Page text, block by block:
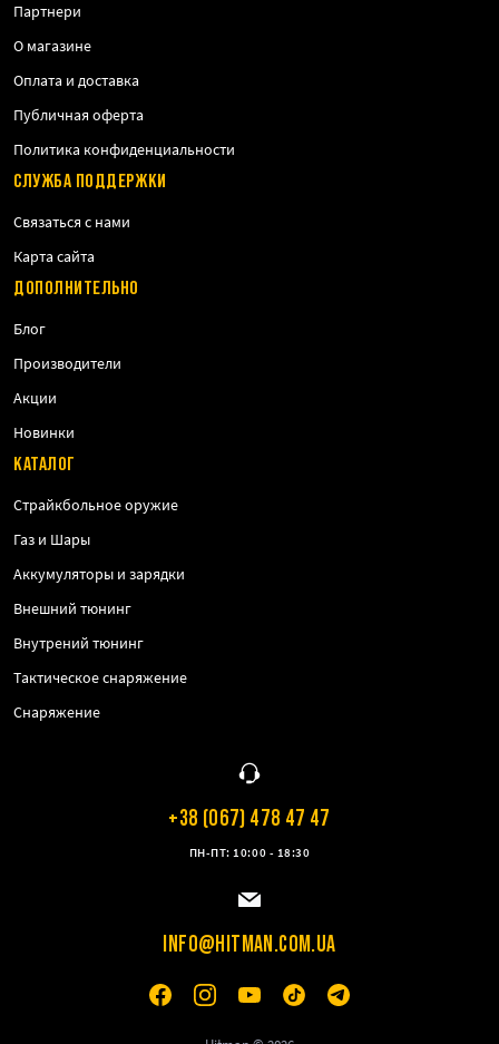
Партнери
О магазине
Оплата и доставка
Публичная оферта
Политика конфиденциальности
СЛУЖБА ПОДДЕРЖКИ
Связаться с нами
Карта сайта
ДОПОЛНИТЕЛЬНО
Блог
Производители
Акции
Новинки
КАТАЛОГ
Страйкбольное оружие
Газ и Шары
Аккумуляторы и зарядки
Внешний тюнинг
Внутрений тюнинг
Тактическое снаряжение
Снаряжение
+38 (067) 478 47 47
ПН-ПТ: 10:00 - 18:30
INFO@HITMAN.COM.UA